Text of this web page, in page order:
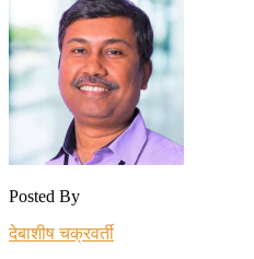
Posted By
देबाशीष चक्रवर्ती